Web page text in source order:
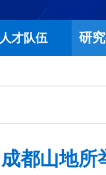
人才队伍 研
都山地